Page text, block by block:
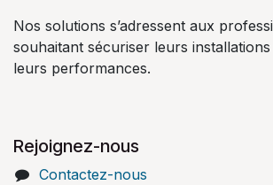
Nos solutions s’adressent aux
souhaitant sécuriser leurs
leurs performances.
Rejoignez-nous
Contactez-nous